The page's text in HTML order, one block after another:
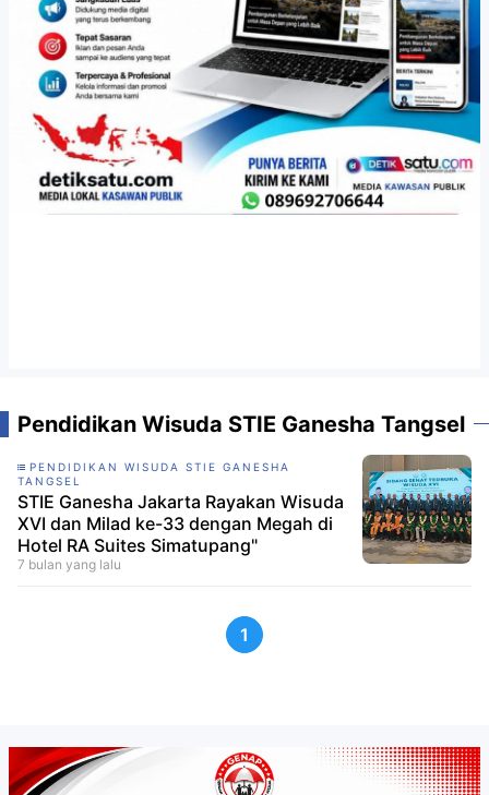
Pendidikan Wisuda STIE Ganesha Tangsel
PENDIDIKAN WISUDA STIE GANESHA
TANGSEL
STIE Ganesha Jakarta Rayakan Wisuda
XVI dan Milad ke-33 dengan Megah di
Hotel RA Suites Simatupang"
7 bulan yang lalu
1